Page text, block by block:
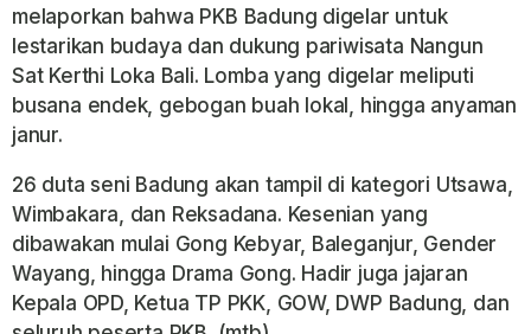
melaporkan bahwa PKB Badung digelar untuk
lestarikan budaya dan dukung pariwisata Nangun
Sat Kerthi Loka Bali. Lomba yang digelar meliputi
busana endek, gebogan buah lokal, hingga anyaman
janur.
26 duta seni Badung akan tampil di kategori Utsawa,
Wimbakara, dan Reksadana. Kesenian yang
dibawakan mulai Gong Kebyar, Baleganjur, Gender
Wayang, hingga Drama Gong. Hadir juga jajaran
Kepala OPD, Ketua TP PKK, GOW, DWP Badung, dan